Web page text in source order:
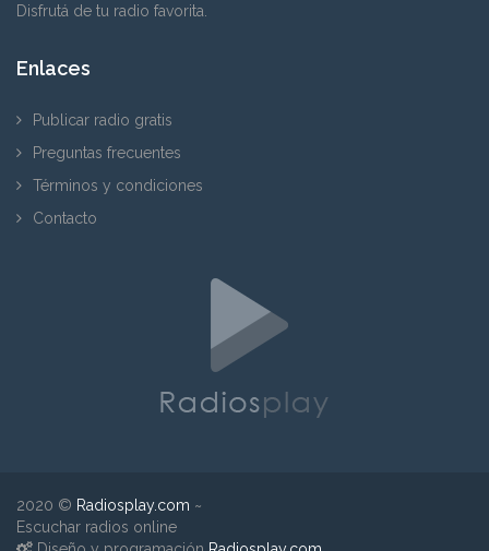
Disfrutá de tu radio favorita.
Enlaces
Publicar radio gratis
Preguntas frecuentes
Términos y condiciones
Contacto
2020 © Radiosplay.com ~
Escuchar radios online